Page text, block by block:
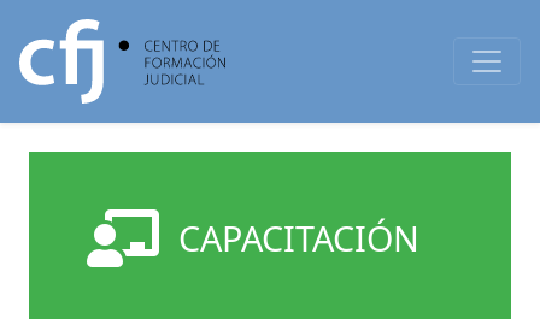
CAPACITACIÓN